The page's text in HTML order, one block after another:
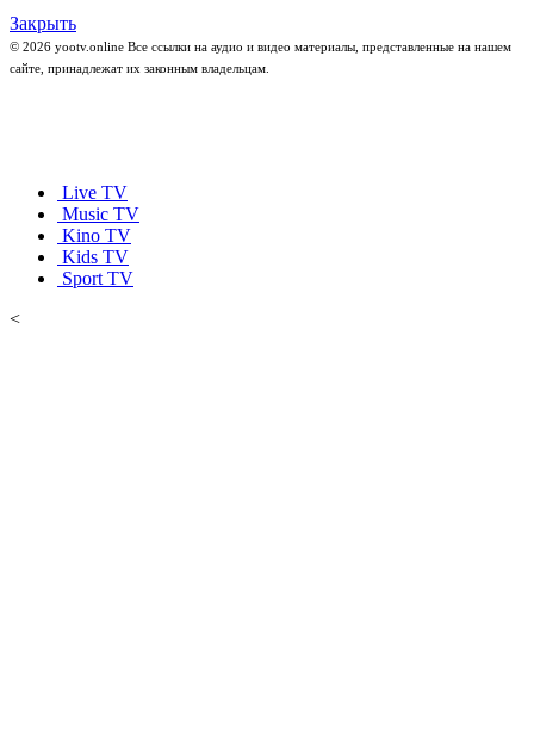
Закрыть
© 2026 yootv.online Все ссылки на аудио и видео материалы, представленные на нашем
сайте, принадлежат их законным владельцам.
Live TV
Music TV
Kino TV
Kids TV
Sport TV
<